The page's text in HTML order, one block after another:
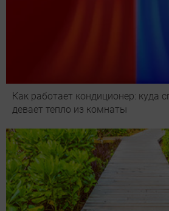
Как работает кондиционер: куда
девает тепло из комнаты